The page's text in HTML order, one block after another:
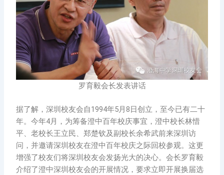
罗育毅会长发表讲话
据了解，深圳校友会自1994年5月8日创立，至今已有二十
年。今年4月，为筹备澄中百年校庆事宜，澄中校长林惜
平、老校长王立民、郑楚钦及副校长余希武前来深圳访
问，并邀请深圳校友在澄中百年校庆之际回校参观。这更
增强了校友们将深圳校友会发扬光大的决心。会长罗育毅
介绍了澄中深圳校友会的开展情况，要求立即开展换届选